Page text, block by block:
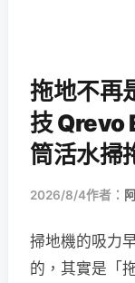
拖地不再
技 Qrevo
筒活水掃
2026/8/4作者：
掃地機的吸力
的，其實是「